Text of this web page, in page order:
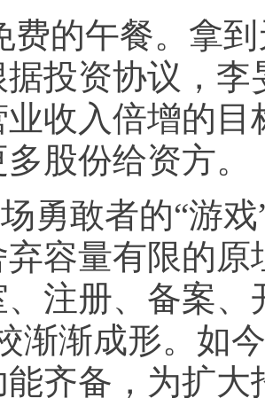
费的午餐。拿
投资协议，李
收入倍增的
股份给资方。
勇敢者的“游
容量有限的
注册、备案
渐渐成形。如
齐备，为扩